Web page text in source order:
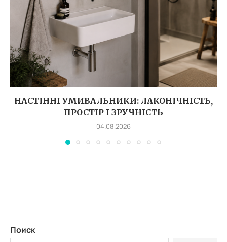
НАСТІННІ УМИВАЛЬНИКИ: ЛАКОНІЧНІСТЬ,
ПРОСТІР І ЗРУЧНІСТЬ
04.08.2026
Поиск